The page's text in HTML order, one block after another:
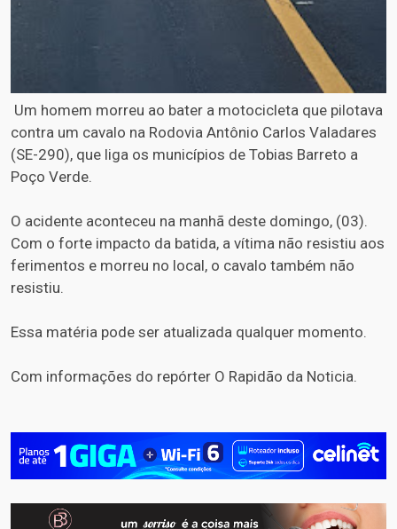
Um homem morreu ao bater a motocicleta que pilotava
contra um cavalo na Rodovia Antônio Carlos Valadares
(SE-290), que liga os municípios de Tobias Barreto a
Poço Verde.
O acidente aconteceu na manhã deste domingo, (03).
Com o forte impacto da batida, a vítima não resistiu aos
ferimentos e morreu no local, o cavalo também não
resistiu.
Essa matéria pode ser atualizada qualquer momento.
Com informações do repórter O Rapidão da Noticia.